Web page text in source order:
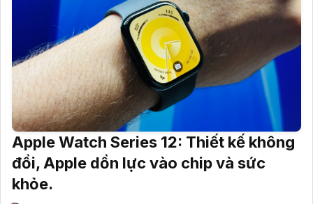
Apple Watch Series 12: Thiết kế không
đổi, Apple dồn lực vào chip và sức
khỏe.